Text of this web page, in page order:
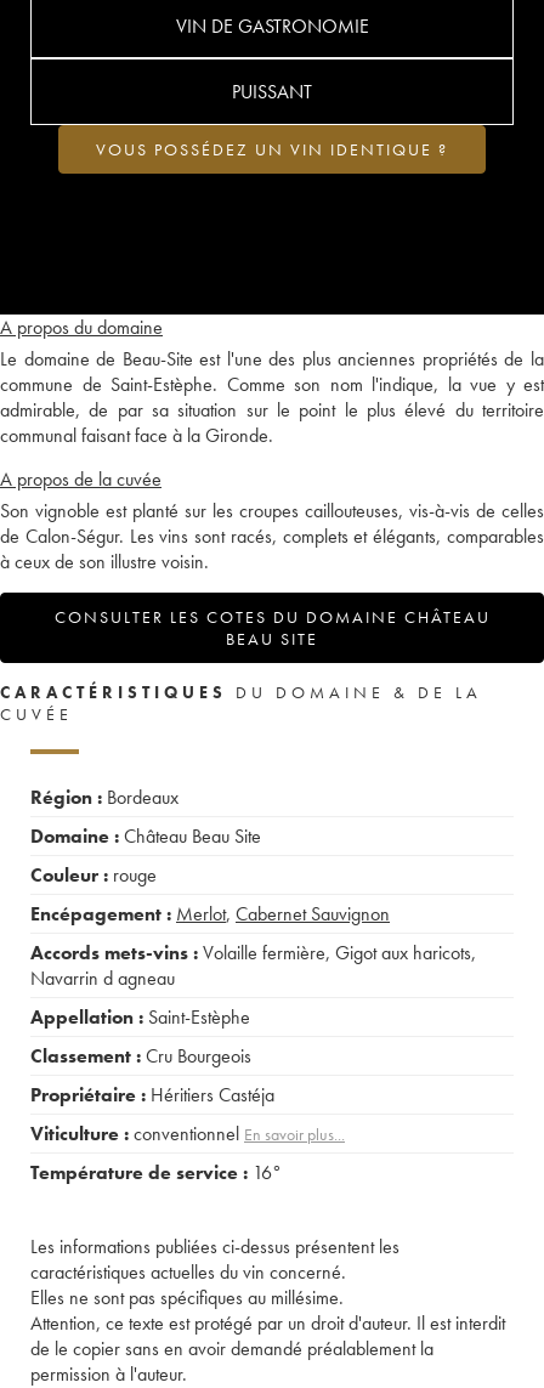
A propos du domaine
Le domaine de Beau-Site est l'une des plus anciennes propriétés de la
commune de Saint-Estèphe. Comme son nom l'indique, la vue y est
admirable, de par sa situation sur le point le plus élevé du territoire
communal faisant face à la Gironde.
A propos de la cuvée
Son vignoble est planté sur les croupes caillouteuses, vis-à-vis de celles
de Calon-Ségur. Les vins sont racés, complets et élégants, comparables
à ceux de son illustre voisin.
CONSULTER LES COTES DU DOMAINE CHÂTEAU
BEAU SITE
VIN DE GASTRONOMIE
PUISSANT
VOUS POSSÉDEZ UN VIN IDENTIQUE ?
CARACTÉRISTIQUES
DU DOMAINE & DE LA
CUVÉE
Région : Bordeaux
Domaine :Château Beau Site
Couleur : rouge
Encépagement : Merlot, Cabernet Sauvignon
Accords mets-vins :Volaille fermière, Gigot aux haricots,
Navarrin d agneau
Appellation : Saint-Estèphe
Classement :Cru Bourgeois
Propriétaire : Héritiers Castéja
Viticulture :conventionnel En savoir plus...
Température de service : 16°
Les informations publiées ci-dessus présentent les
caractéristiques actuelles du vin concerné.
Elles ne sont pas spécifiques au millésime.
Attention, ce texte est protégé par un droit d'auteur. Il est interdit
de le copier sans en avoir demandé préalablement la
permission à l'auteur.